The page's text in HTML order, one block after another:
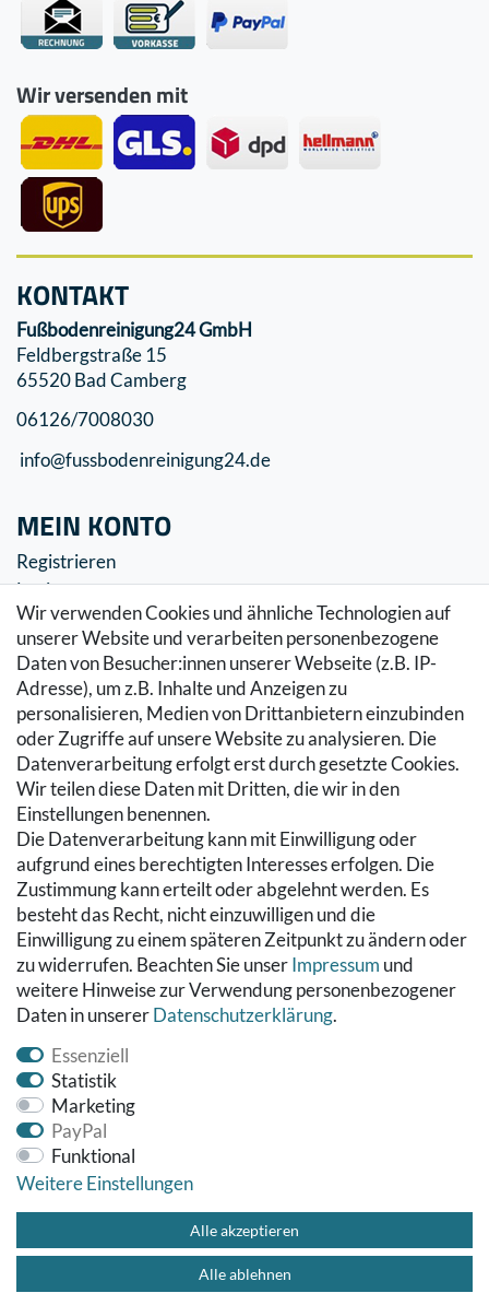
Wir versenden mit
Wir verwenden Cookies und ähnliche Technologien auf
unserer Website und verarbeiten personenbezogene
Daten von Besucher:innen unserer Webseite (z.B. IP-
Adresse), um z.B. Inhalte und Anzeigen zu
personalisieren, Medien von Drittanbietern einzubinden
oder Zugriffe auf unsere Website zu analysieren. Die
Datenverarbeitung erfolgt erst durch gesetzte Cookies.
Wir teilen diese Daten mit Dritten, die wir in den
Einstellungen benennen.
Die Datenverarbeitung kann mit Einwilligung oder
aufgrund eines berechtigten Interesses erfolgen. Die
Zustimmung kann erteilt oder abgelehnt werden. Es
besteht das Recht, nicht einzuwilligen und die
Einwilligung zu einem späteren Zeitpunkt zu ändern oder
zu widerrufen. Beachten Sie unserImpressum und
weitere Hinweise zur Verwendung personenbezogener
Daten in unsererDaten­schutz­erklärung.
Essenziell
Statistik
Marketing
PayPal
Funktional
Weitere Einstellungen
Alle akzeptieren
Alle ablehnen
KONTAKT
Fußbodenreinigung24 GmbH
Feldbergstraße 15
65520 Bad Camberg
06126/7008030
info@fussbodenreinigung24.de
MEIN KONTO
Registrieren
Login
SERVICE
Zahlung & Versand
Warenkorb
Zur Kasse
Hilfe
RECHTLICHES
Kontakt
Datenschutzerklärung
AGB
Impressum
Hinweise zur Batterieentsorgung
Widerrufs­recht
Vertrag widerrufen
© Copyright 2026 Fußbodenreinigung24 GmbH | Alle Rechte
Impressum Datenschutzerklärung